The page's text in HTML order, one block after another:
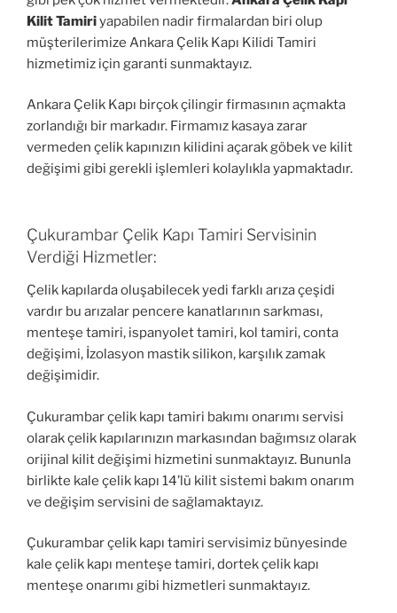
Kilit Tamiriyapabilen nadir firmalardan biri olup
müşterilerimize Ankara Çelik Kapı Kilidi Tamiri
hizmetimiz için garanti sunmaktayız.
Ankara Çelik Kapı birçok çilingir firmasının açmakta
zorlandığı bir markadır. Firmamız kasaya zarar
vermeden çelik kapınızın kilidini açarak göbek ve kilit
değişimi gibi gerekli işlemleri kolaylıkla yapmaktadır.
Çukurambar Çelik Kapı Tamiri Servisinin
Verdiği Hizmetler:
Çelik kapılarda oluşabilecek yedi farklı arıza çeşidi
vardır bu arızalar pencere kanatlarının sarkması,
menteşe tamiri, ispanyolet tamiri, kol tamiri, conta
değişimi, İzolasyon mastik silikon, karşılık zamak
değişimidir.
Çukurambar çelik kapı tamiri bakımı onarımı servisi
olarak çelik kapılarınızın markasından bağımsız olarak
orijinal kilit değişimi hizmetini sunmaktayız. Bununla
birlikte kale çelik kapı 14’lü kilit sistemi bakım onarım
ve değişim servisini de sağlamaktayız.
Çukurambar çelik kapı tamiri servisimiz bünyesinde
kale çelik kapı menteşe tamiri, dortek çelik kapı
menteşe onarımı gibi hizmetleri sunmaktayız.